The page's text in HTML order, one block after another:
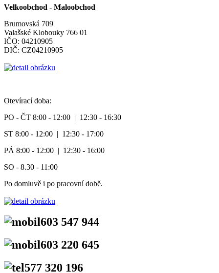
Velkoobchod - Maloobchod
Brumovská 709
Valašské Klobouky 766 01
IČO: 04210905
DIČ: CZ04210905
Otevírací doba:
PO - ČT 8:00 - 12:00 | 12:30 - 16:30
ST 8:00 - 12:00 | 12:30 - 17:00
PÁ 8:00 - 12:00 | 12:30 - 16:00
SO - 8.30 - 11:00
Po domluvě i po pracovní době.
603 547 944
603 220 645
577 320 196